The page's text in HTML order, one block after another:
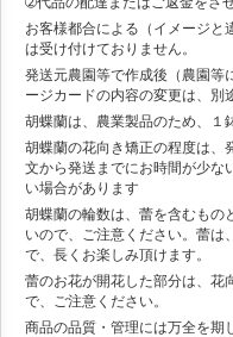
お客様都合による（イメージと
は受け付けておりません。
発送元農園等で作成後（農園等
ージカードの内容の変更は、別
胡蝶蘭は、農業製品のため、１
胡蝶蘭の花向き矯正の程度は、
文から発送までにお時間が少な
い場合があります
胡蝶蘭の輪数は、蕾を含むもの
いので、ご注意ください。蕾は
で、長くお楽しみ頂けます。
蕾のお花が開花した部分は、花
で、ご注意ください。
商品の品質・管理には万全を期